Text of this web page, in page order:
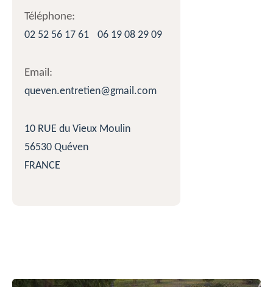
Téléphone:
02 52 56 17 61
06 19 08 29 09
Email:
queven.entretien@gmail.com
10 RUE du Vieux Moulin
56530 Quéven
FRANCE